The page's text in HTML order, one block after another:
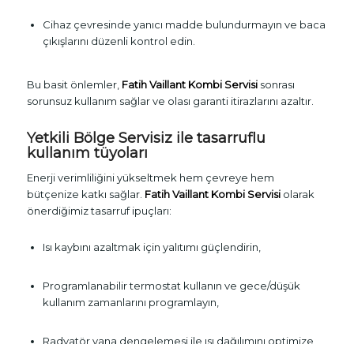
Cihaz çevresinde yanıcı madde bulundurmayın ve baca
çıkışlarını düzenli kontrol edin.
Bu basit önlemler, Fatih Vaillant Kombi Servisisonrası
sorunsuz kullanım sağlar ve olası garanti itirazlarını azaltır.
Yetkili Bölge Servisiz ile tasarruflu
kullanım tüyoları
Enerji verimliliğini yükseltmek hem çevreye hem
bütçenize katkı sağlar. Fatih Vaillant Kombi Servisiolarak
önerdiğimiz tasarruf ipuçları:
Isı kaybını azaltmak için yalıtımı güçlendirin,
Programlanabilir termostat kullanın ve gece/düşük
kullanım zamanlarını programlayın,
Radyatör vana dengelemesi ile ısı dağılımını optimize